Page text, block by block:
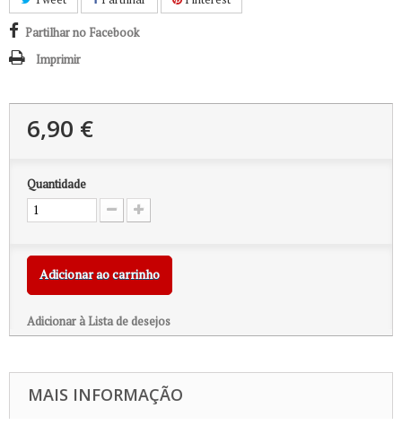
Partilhar no Facebook
Imprimir
6,90 €
Quantidade
Adicionar ao carrinho
Adicionar à Lista de desejos
MAIS INFORMAÇÃO